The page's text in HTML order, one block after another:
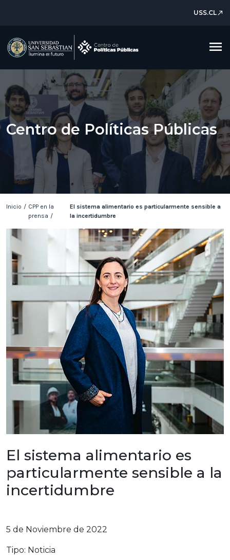
USS.CLnorth_east
menu
Centro de Políticas Públicas
Inicio / CPP en la
prensa /
El sistema alimentario es particularmente sensible a
la incertidumbre
El sistema alimentario es
particularmente sensible a la
incertidumbre
5 de Noviembre de 2022
Tipo: Noticia